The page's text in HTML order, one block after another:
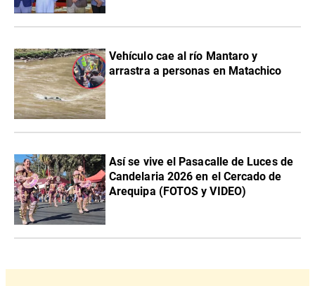
Vehículo cae al río Mantaro y
arrastra a personas en Matachico
Así se vive el Pasacalle de Luces de
Candelaria 2026 en el Cercado de
Arequipa (FOTOS y VIDEO)